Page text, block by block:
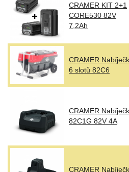
CRAMER KIT 2+1
CORE530 82V
7,2Ah
CRAMER
6 slotů 82C6
CRAMER
82C1G 82V 4A
CRAMER